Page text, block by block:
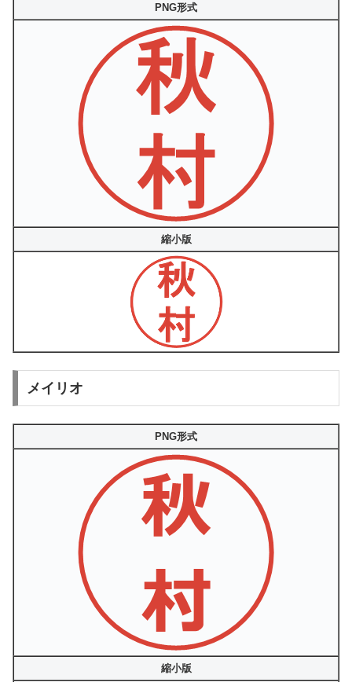
PNG形式
縮小版
メイリオ
PNG形式
縮小版